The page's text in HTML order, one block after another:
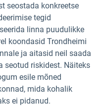
seostada konkreetse
tegid
linna puudulikke
koondasid Trondheimi
ja aitasid neil saada
seotud riskidest. Näiteks
esile mõned
mida kohalik
ei pidanud.